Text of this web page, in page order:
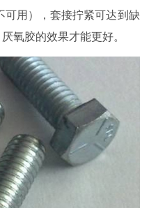
可用），套接拧紧可达到缺
氧胶的效果才能更好。